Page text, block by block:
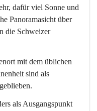
dafür viel Sonne und
Panoramasicht über
die Schweizer
mit dem üblichen
sind als
als Ausgangspunkt